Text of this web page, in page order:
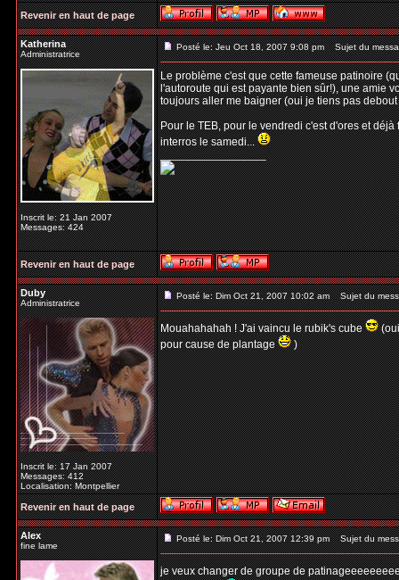
Revenir en haut de page
Katherina
Administratrice
Inscrit le: 21 Jan 2007
Messages: 424
Posté le: Jeu Oct 18, 2007 9:08 pm Sujet du
Le problème c'est que cette fameuse patinoire
l'autoroute qui est payante bien sûr!), une amie
toujours aller me baigner (oui je tiens pas
Pour le TEB, pour le vendredi c'est d'ores et
interros le samedi...
_________________
Revenir en haut de page
Duby
Administratrice
Inscrit le: 17 Jan 2007
Messages: 412
Localisation: Montpellier
Posté le: Dim Oct 21, 2007 10:02 am Sujet du
Mouahahahah ! J'ai vaincu le rubik's cube
pour cause de plantage
)
Revenir en haut de page
Alex
fine lame
Posté le: Dim Oct 21, 2007 12:39 pm Sujet du
je veux changer de groupe de